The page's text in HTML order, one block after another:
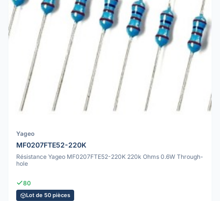
Yageo
MF0207FTE52-220K
Résistance Yageo MF0207FTE52-220K 220k Ohms 0.6W Through-
hole
80
Lot de 50 pièces